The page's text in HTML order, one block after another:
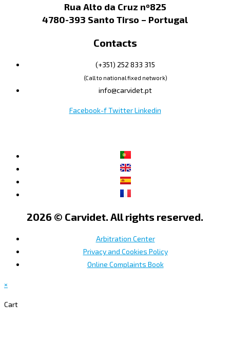
Rua Alto da Cruz nº825
4780-393 Santo Tirso – Portugal
Contacts
(+351) 252 833 315
(Call to national fixed network)
info@carvidet.pt
Facebook-f Twitter Linkedin
2026 © Carvidet. All rights reserved.
Arbitration Center
Privacy and Cookies Policy
Online Complaints Book
×
Cart